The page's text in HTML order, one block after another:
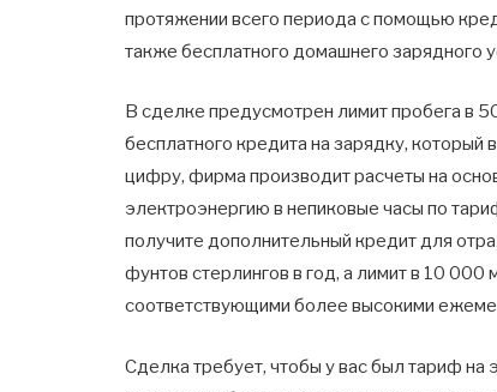
протяжении всего периода с помощью
также бесплатного домашнего зарядного
В сделке предусмотрен лимит пробега в
бесплатного кредита на зарядку, который
цифру, фирма производит расчеты на
электроэнергию в непиковые часы по
получите дополнительный кредит для
фунтов стерлингов в год, а лимит в 10
соответствующими более высокими
Сделка требует, чтобы у вас был тариф